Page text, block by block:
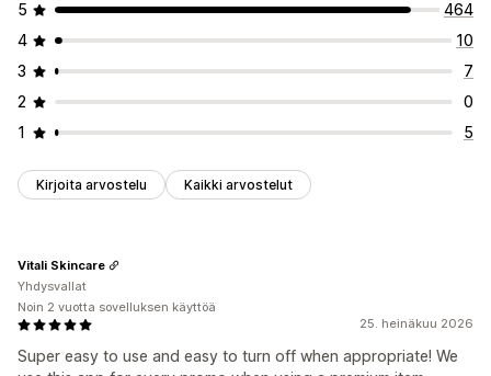
5
464
4
10
3
7
2
0
1
5
Kirjoita arvostelu Kaikki arvostelut
25. heinäkuu 2026
Super easy to use and easy to turn off when appropriate! We
Vitali Skincare
Yhdysvallat
Noin 2 vuotta sovelluksen käyttöä